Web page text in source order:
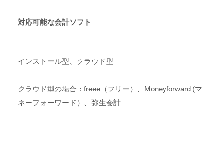
対応可能な会計ソフト
インストール型、クラウド型
クラウド型の場合：freee（フリー）、Moneyforward (マ
ネーフォーワード）、弥生会計